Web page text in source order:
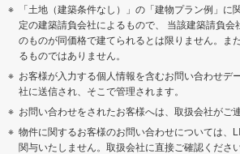
「土地（建築条件なし）」の「建物プラン例」に
定の建築請負会社によるもので、 当該建築請負会
のものが同価格で建てられるとは限りません。ま
るものではありません。
お客様が入力する個人情報を含むお問い合わせデ
社に送信され、そこで管理されます。
お問い合わせをされたお客様へは、取扱会社がご
物件に関するお客様のお問い合わせについては、
関与いたしません。取扱会社に直接ご確認ください